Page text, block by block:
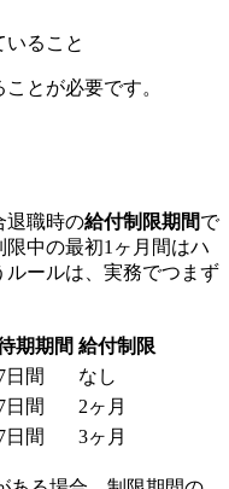
いること
とが必要です。
退職時の給付制限期間で
中の最初1ヶ月間はハ
ルールは、実務でつまず
期期間 給付制限
日間
なし
日間
2ヶ月
日間 3ヶ月